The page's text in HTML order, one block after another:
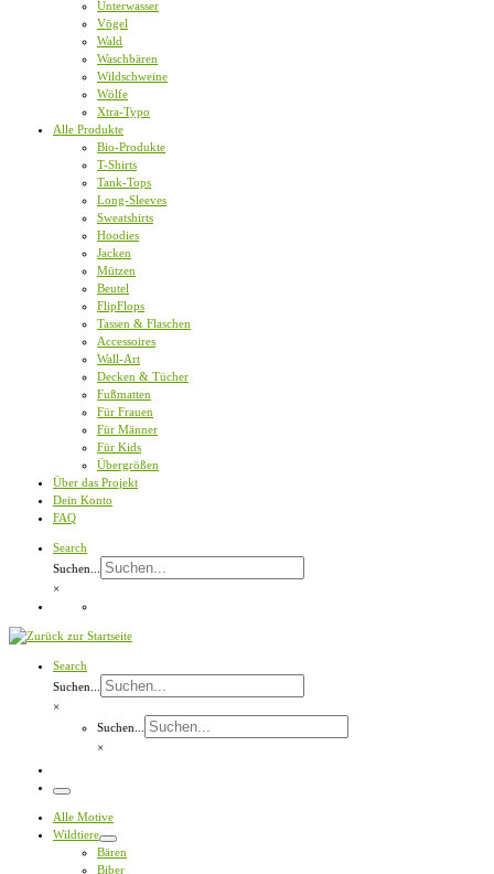
Unterwasser
Vögel
Wald
Waschbären
Wildschweine
Wölfe
Xtra-Typo
Alle Produkte
Bio-Produkte
T-Shirts
Tank-Tops
Long-Sleeves
Sweatshirts
Hoodies
Jacken
Mützen
Beutel
FlipFlops
Tassen & Flaschen
Accessoires
Wall-Art
Decken & Tücher
Fußmatten
Für Frauen
Für Männer
Für Kids
Übergrößen
Über das Projekt
Dein Konto
FAQ
Search
Suchen...
×
Search
Suchen...
×
Suchen...
×
Menü
Alle Motive
Wildtiere
Bären
Biber